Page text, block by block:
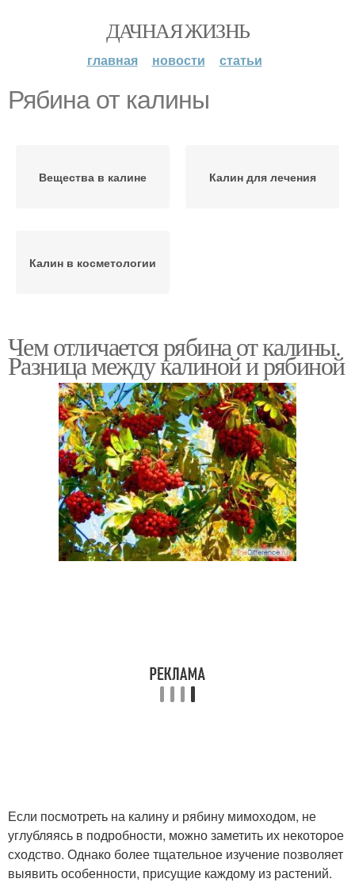
ДАЧНАЯ ЖИЗНЬ
главная новости статьи
Рябина от калины
Вещества в калине Калин для лечения
Калин в косметологии
Чем отличается рябина от калины.
Разница между калиной и рябиной
Если посмотреть на калину и рябину мимоходом, не
углубляясь в подробности, можно заметить их некоторое
сходство. Однако более тщательное изучение позволяет
выявить особенности, присущие каждому из растений.